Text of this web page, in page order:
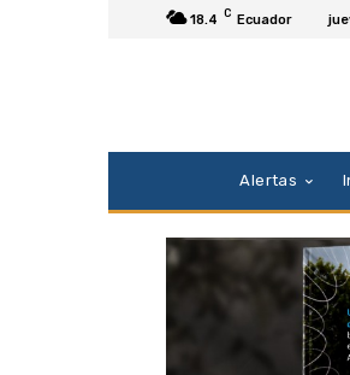
18.4 C Ecuador
Alertas